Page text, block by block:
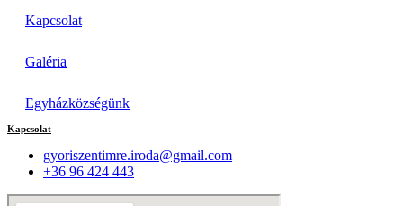
Kapcsolat
Galéria
Egyházközségünk
Kapcsolat
gyoriszentimre.iroda@gmail.com
+36 96 424 443